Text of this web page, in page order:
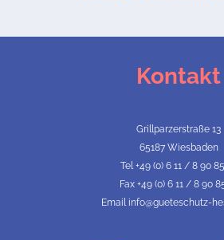
Kontakt
Grillparzerstraße 13
65187 Wiesbaden
Tel +49 (0) 6 11 / 8 90
Fax +49 (0) 6 11 / 8 90
Email info@gueteschutz-